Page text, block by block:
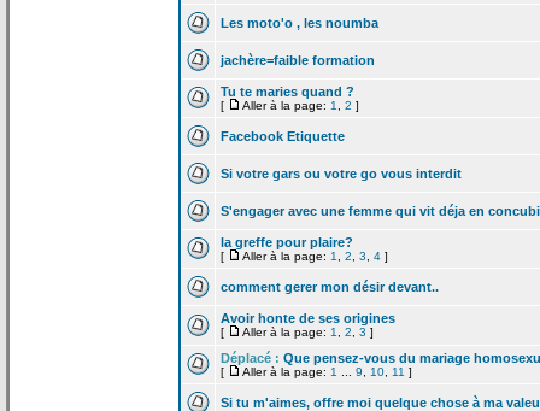
Les moto'o , les noumba
jachère=faible formation
Tu te maries quand ?
[ Aller à la page: 1 2 ]
Facebook Etiquette
Si votre gars ou votre go vous interdit
S'engager avec une femme qui vit déja en
la greffe pour plaire?
[ Aller à la page: 1 2 3 4 ]
comment gerer mon désir devant..
Avoir honte de ses origines
[ Aller à la page: 1 2 3 ]
Déplacé : Que pensez-vous du mariage
[ Aller à la page: 1 9 10 11 ]
Si tu m'aimes, offre moi quelque chose à ma